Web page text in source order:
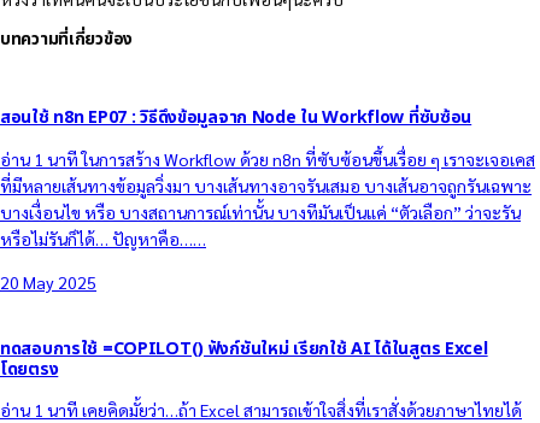
บทความที่เกี่ยวข้อง
สอนใช้ n8n EP07 : วิธีดึงข้อมูลจาก Node ใน Workflow ที่ซับซ้อน
อ่าน 1 นาที ในการสร้าง Workflow ด้วย n8n ที่ซับซ้อนขึ้นเรื่อย ๆ เราจะเจอเคส
ที่มีหลายเส้นทางข้อมูลวิ่งมา บางเส้นทางอาจรันเสมอ บางเส้นอาจถูกรันเฉพาะ
บางเงื่อนไข หรือ บางสถานการณ์เท่านั้น บางทีมันเป็นแค่ “ตัวเลือก” ว่าจะรัน
หรือไม่รันก็ได้… ปัญหาคือ……
20 May 2025
ทดสอบการใช้ =COPILOT() ฟังก์ชันใหม่ เรียกใช้ AI ได้ในสูตร Excel
โดยตรง
อ่าน 1 นาที เคยคิดมั้ยว่า…ถ้า Excel สามารถเข้าใจสิ่งที่เราสั่งด้วยภาษาไทยได้